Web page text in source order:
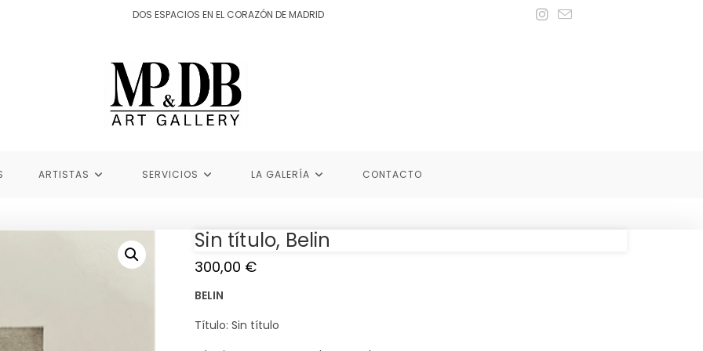
DOS ESPACIOS EN EL CORAZÓN DE MADRID
ARTISTAS SERVICIOS LA GALERÍA CONTACTO
Sin título, Belin
300,00 €
BELIN
Título: Sin título